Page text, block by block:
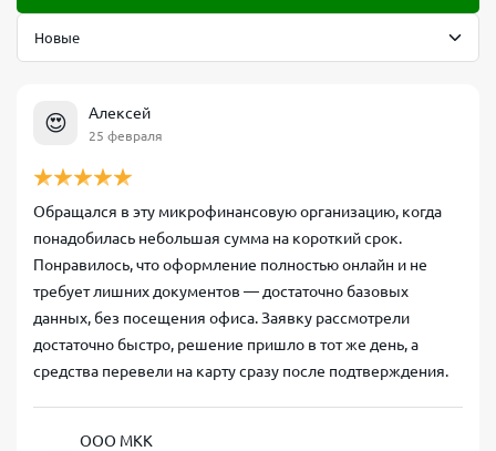
😍 Алексей
25 февраля
Обращался в эту микрофинансовую организацию, когда
понадобилась небольшая сумма на короткий срок.
Понравилось, что оформление полностью онлайн и не
требует лишних документов — достаточно базовых
данных, без посещения офиса. Заявку рассмотрели
достаточно быстро, решение пришло в тот же день, а
средства перевели на карту сразу после подтверждения.
ООО МКК